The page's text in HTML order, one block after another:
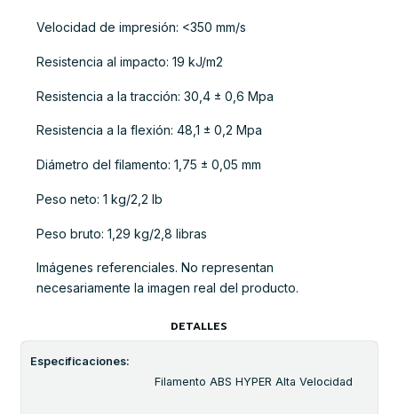
Velocidad de impresión: <350 mm/s
Resistencia al impacto: 19 kJ/m2
Resistencia a la tracción: 30,4 ± 0,6 Mpa
Resistencia a la flexión: 48,1 ± 0,2 Mpa
Diámetro del filamento: 1,75 ± 0,05 mm
Peso neto: 1 kg/2,2 lb
Peso bruto: 1,29 kg/2,8 libras
Imágenes referenciales. No representan
necesariamente la imagen real del producto.
DETALLES
Especificaciones:
Filamento ABS HYPER Alta Velocidad